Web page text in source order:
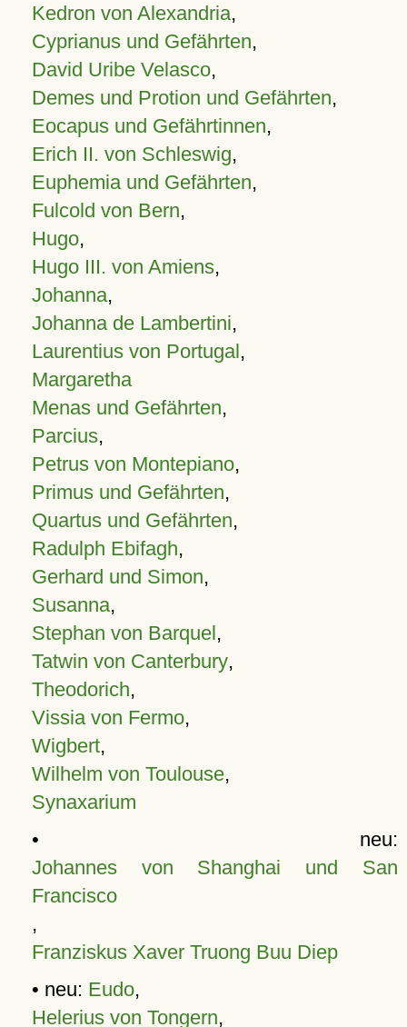
Kedron von Alexandria,
Cyprianus und Gefährten,
David Uribe Velasco,
Demes und Protion und Gefährten,
Eocapus und Gefährtinnen,
Erich II. von Schleswig,
Euphemia und Gefährten,
Fulcold von Bern,
Hugo,
Hugo III. von Amiens,
Johanna,
Johanna de Lambertini,
Laurentius von Portugal,
Margaretha
Menas und Gefährten,
Parcius,
Petrus von Montepiano,
Primus und Gefährten,
Quartus und Gefährten,
Radulph Ebifagh,
Gerhard und Simon,
Susanna,
Stephan von Barquel,
Tatwin von Canterbury,
Theodorich,
Vissia von Fermo,
Wigbert,
Wilhelm von Toulouse,
Synaxarium
• neu:
Johannes von Shanghai und San
Francisco
,
Franziskus Xaver Truong Buu Diep
• neu: Eudo,
Helerius von Tongern,